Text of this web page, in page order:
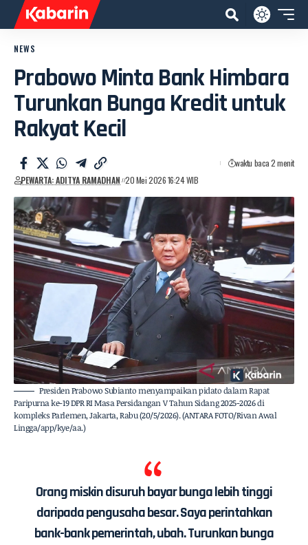
NEWS
Prabowo Minta Bank Himbara
Turunkan Bunga Kredit untuk
Rakyat Kecil
PEWARTA: ADITYA RAMADHAN 20 Mei 2026 16:24 WIB
waktu baca 2 menit
Presiden Prabowo Subianto menyampaikan pidato dalam Rapat
Paripurna ke-19 DPR RI Masa Persidangan V Tahun Sidang 2025-2026 di
kompleks Parlemen, Jakarta, Rabu (20/5/2026). (ANTARA FOTO/Rivan Awal
Lingga/app/kye/aa.)
Orang miskin disuruh bayar bunga lebih tinggi
daripada pengusaha besar. Saya perintahkan
bank-bank pemerintah, ubah. Turunkan bunga